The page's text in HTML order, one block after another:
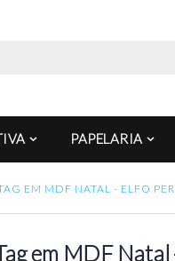
PAPELARIA
EM MDF NATAL - ELFO
em MDF